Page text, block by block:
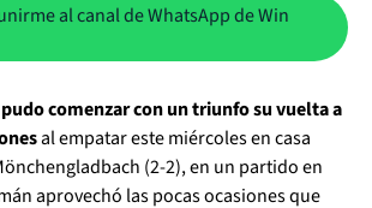
al canal de WhatsApp de Win
comenzar con un triunfo su vuelta a
al empatar este miércoles en casa
(2-2), en un partido en
aprovechó las pocas ocasiones que